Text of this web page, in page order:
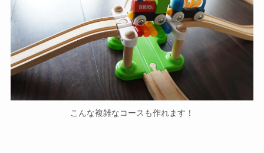
こんな複雑なコースも作れます！